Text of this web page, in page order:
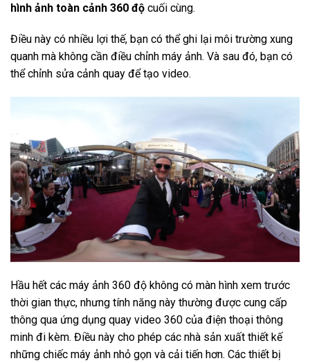
hình ảnh toàn cảnh 360 độ cuối cùng.
Điều này có nhiều lợi thế, bạn có thể ghi lại môi trường xung
quanh mà không cần điều chỉnh máy ảnh. Và sau đó, bạn có
thể chỉnh sửa cảnh quay để tạo video.
Hầu hết các máy ảnh 360 độ không có màn hình xem trước
thời gian thực, nhưng tính năng này thường được cung cấp
thông qua ứng dụng quay video 360 của điện thoại thông
minh đi kèm. Điều này cho phép các nhà sản xuất thiết kế
những chiếc máy ảnh nhỏ gọn và cải tiến hơn. Các thiết bị